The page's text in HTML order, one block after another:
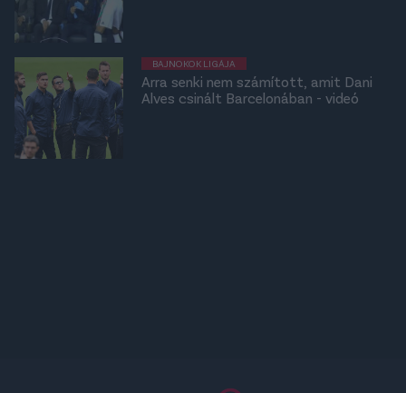
BAJNOKOK LIGÁJA
Arra senki nem számított, amit Dani
Alves csinált Barcelonában - videó